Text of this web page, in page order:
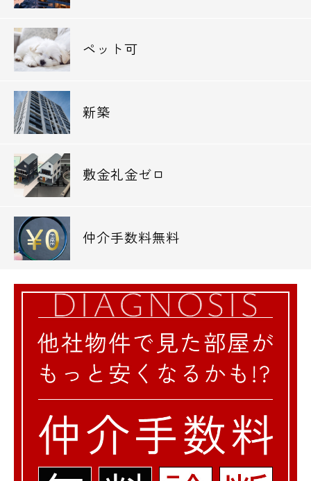
ペット可
新築
敷金礼金ゼロ
仲介手数料無料